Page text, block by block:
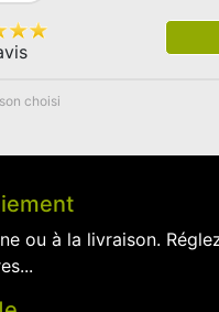
choisi
ou à la livraison.